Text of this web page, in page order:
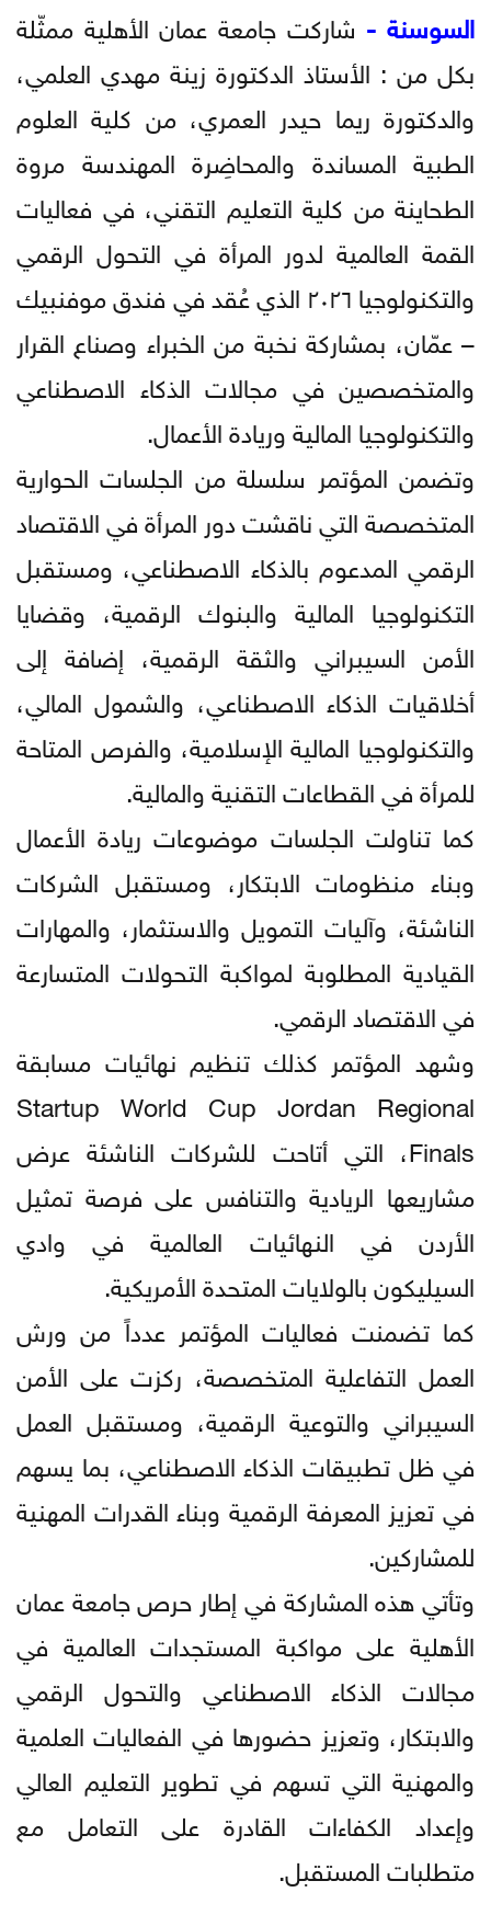
السوسنة - شاركت جامعة عمان الأهلية ممثّلة
بكل من : الأستاذ الدكتورة زينة مهدي العلمي،
والدكتورة ريما حيدر العمري، من كلية العلوم
الطبية المساندة والمحاضِرة المهندسة مروة
الطحاينة من كلية التعليم التقني، في فعاليات
القمة العالمية لدور المرأة في التحول الرقمي
والتكنولوجيا ٢٠٢٦ الذي عُقد في فندق موفنبيك
– عمّان، بمشاركة نخبة من الخبراء وصناع القرار
والمتخصصين في مجالات الذكاء الاصطناعي
والتكنولوجيا المالية وريادة الأعمال.
وتضمن المؤتمر سلسلة من الجلسات الحوارية
المتخصصة التي ناقشت دور المرأة في الاقتصاد
الرقمي المدعوم بالذكاء الاصطناعي، ومستقبل
التكنولوجيا المالية والبنوك الرقمية، وقضايا
الأمن السيبراني والثقة الرقمية، إضافة إلى
أخلاقيات الذكاء الاصطناعي، والشمول المالي،
والتكنولوجيا المالية الإسلامية، والفرص المتاحة
للمرأة في القطاعات التقنية والمالية.
كما تناولت الجلسات موضوعات ريادة الأعمال
وبناء منظومات الابتكار، ومستقبل الشركات
الناشئة، وآليات التمويل والاستثمار، والمهارات
القيادية المطلوبة لمواكبة التحولات المتسارعة
في الاقتصاد الرقمي.
وشهد المؤتمر كذلك تنظيم نهائيات مسابقة
Startup World Cup Jordan Regional
Finals، التي أتاحت للشركات الناشئة عرض
مشاريعها الريادية والتنافس على فرصة تمثيل
الأردن في النهائيات العالمية في وادي
السيليكون بالولايات المتحدة الأمريكية.
كما تضمنت فعاليات المؤتمر عدداً من ورش
العمل التفاعلية المتخصصة، ركزت على الأمن
السيبراني والتوعية الرقمية، ومستقبل العمل
في ظل تطبيقات الذكاء الاصطناعي، بما يسهم
في تعزيز المعرفة الرقمية وبناء القدرات المهنية
للمشاركين.
وتأتي هذه المشاركة في إطار حرص جامعة عمان
الأهلية على مواكبة المستجدات العالمية في
مجالات الذكاء الاصطناعي والتحول الرقمي
والابتكار، وتعزيز حضورها في الفعاليات العلمية
والمهنية التي تسهم في تطوير التعليم العالي
وإعداد الكفاءات القادرة على التعامل مع
متطلبات المستقبل.